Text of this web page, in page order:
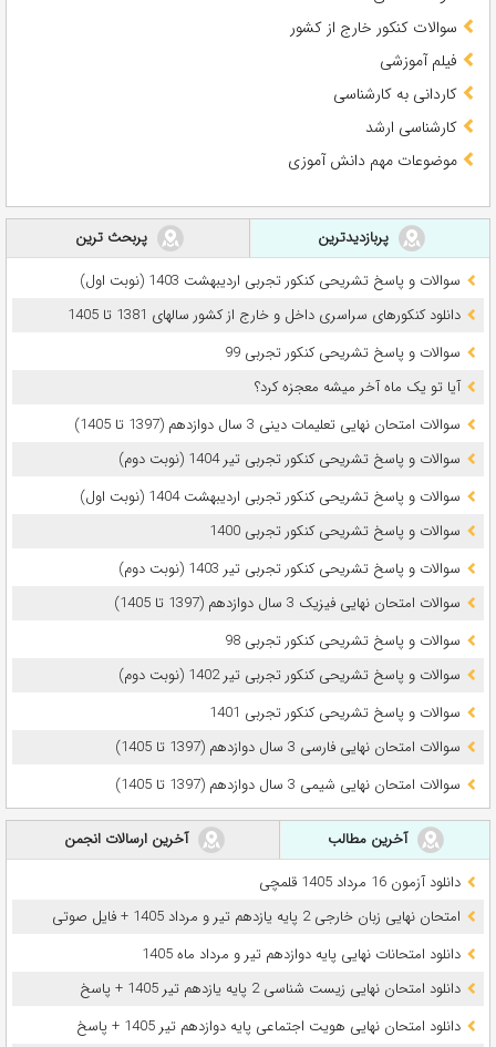
سوالات کنکور خارج از کشور
فیلم آموزشی
کاردانی به کارشناسی
کارشناسی ارشد
موضوعات مهم دانش آموزی
پربازدیدترین
پربحث ترین
سوالات و پاسخ تشریحی کنکور تجربی اردیبهشت 1403 (نوبت اول)
دانلود کنکورهای سراسری داخل و خارج از کشور سالهای 1381 تا 1405
سوالات و پاسخ تشریحی کنکور تجربی 99
آیا تو یک ماه آخر میشه معجزه کرد؟
سوالات امتحان نهایی تعلیمات دینی 3 سال دوازدهم (1397 تا 1405)
سوالات و پاسخ تشریحی کنکور تجربی تیر 1404 (نوبت دوم)
سوالات و پاسخ تشریحی کنکور تجربی اردیبهشت 1404 (نوبت اول)
سوالات و پاسخ تشریحی کنکور تجربی 1400
سوالات و پاسخ تشریحی کنکور تجربی تیر 1403 (نوبت دوم)
سوالات امتحان نهایی فیزیک 3 سال دوازدهم (1397 تا 1405)
سوالات و پاسخ تشریحی کنکور تجربی 98
سوالات و پاسخ تشریحی کنکور تجربی تیر 1402 (نوبت دوم)
سوالات و پاسخ تشریحی کنکور تجربی 1401
سوالات امتحان نهایی فارسی 3 سال دوازدهم (1397 تا 1405)
سوالات امتحان نهایی شیمی 3 سال دوازدهم (1397 تا 1405)
آخرین مطالب
آخرین ارسالات انجمن
دانلود آزمون 16 مرداد 1405 قلمچی
امتحان نهایی زبان خارجی 2 پایه یازدهم تیر و مرداد 1405 + فایل صوتی
دانلود امتحانات نهایی پایه دوازدهم تیر و مرداد ماه 1405
دانلود امتحان نهایی زیست شناسی 2 پایه یازدهم تیر 1405 + پاسخ
دانلود امتحان نهایی هویت اجتماعی پایه دوازدهم تیر 1405 + پاسخ